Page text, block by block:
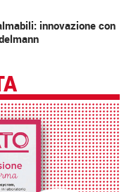
innovazione con